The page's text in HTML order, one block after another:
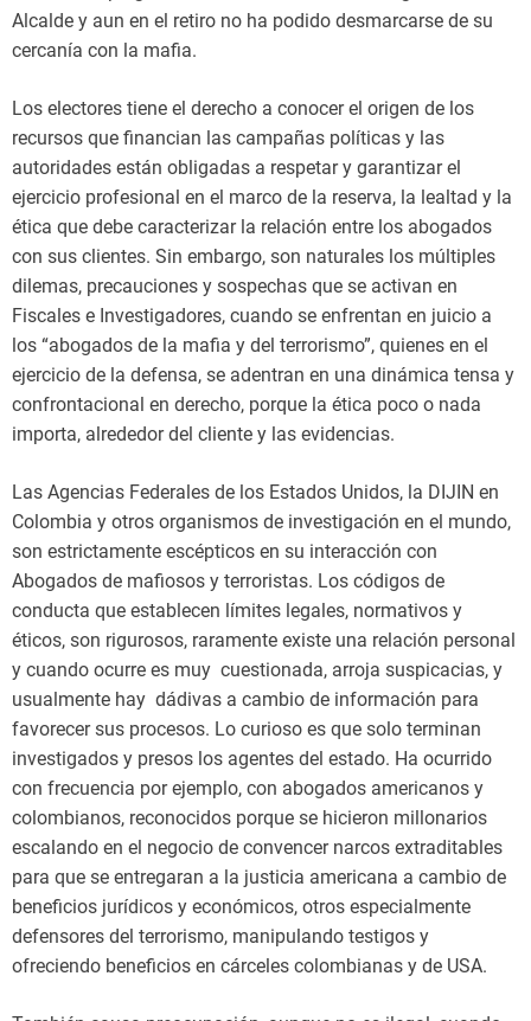
Alcalde y aun en el retiro no ha podido desmarcarse de su
cercanía con la mafia.
Los electores tiene el derecho a conocer el origen de los
recursos que financian las campañas políticas y las
autoridades están obligadas a respetar y garantizar el
ejercicio profesional en el marco de la reserva, la lealtad y la
ética que debe caracterizar la relación entre los abogados
con sus clientes. Sin embargo, son naturales los múltiples
dilemas, precauciones y sospechas que se activan en
Fiscales e Investigadores, cuando se enfrentan en juicio a
los “abogados de la mafia y del terrorismo”, quienes en el
ejercicio de la defensa, se adentran en una dinámica tensa y
confrontacional en derecho, porque la ética poco o nada
importa, alrededor del cliente y las evidencias.
Las Agencias Federales de los Estados Unidos, la DIJIN en
Colombia y otros organismos de investigación en el mundo,
son estrictamente escépticos en su interacción con
Abogados de mafiosos y terroristas. Los códigos de
conducta que establecen límites legales, normativos y
éticos, son rigurosos, raramente existe una relación personal
y cuando ocurre es muy cuestionada, arroja suspicacias, y
usualmente hay dádivas a cambio de información para
favorecer sus procesos. Lo curioso es que solo terminan
investigados y presos los agentes del estado. Ha ocurrido
con frecuencia por ejemplo, con abogados americanos y
colombianos, reconocidos porque se hicieron millonarios
escalando en el negocio de convencer narcos extraditables
para que se entregaran a la justicia americana a cambio de
beneficios jurídicos y económicos, otros especialmente
defensores del terrorismo, manipulando testigos y
ofreciendo beneficios en cárceles colombianas y de USA.